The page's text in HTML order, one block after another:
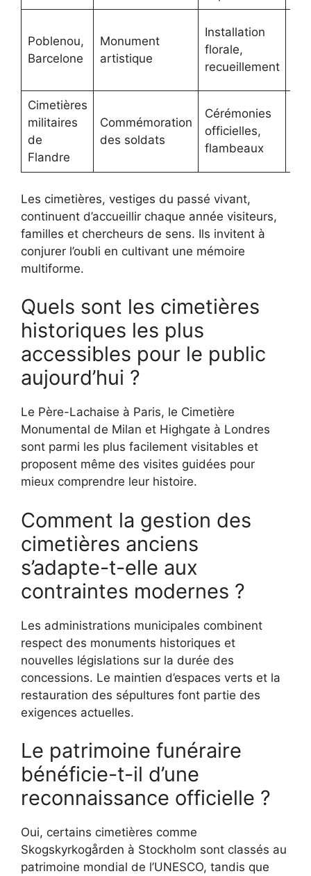
Poblenou,
Barcelone
Monument
artistique
Installation
florale,
recueillement
Cimetières
militaires
de
Flandre
Commémoration
des soldats
Cérémonies
officielles,
flambeaux
Les cimetières, vestiges du passé vivant,
continuent d’accueillir chaque année visiteurs,
familles et chercheurs de sens. Ils invitent à
conjurer l’oubli en cultivant une mémoire
multiforme.
Quels sont les cimetières
historiques les plus
accessibles pour le public
aujourd’hui ?
Le Père-Lachaise à Paris, le Cimetière
Monumental de Milan et Highgate à Londres
sont parmi les plus facilement visitables et
proposent même des visites guidées pour
mieux comprendre leur histoire.
Comment la gestion des
cimetières anciens
s’adapte-t-elle aux
contraintes modernes ?
Les administrations municipales combinent
respect des monuments historiques et
nouvelles législations sur la durée des
concessions. Le maintien d’espaces verts et la
restauration des sépultures font partie des
exigences actuelles.
Le patrimoine funéraire
bénéficie-t-il d’une
reconnaissance officielle ?
Oui, certains cimetières comme
Skogskyrkogården à Stockholm sont classés au
patrimoine mondial de l’UNESCO, tandis que